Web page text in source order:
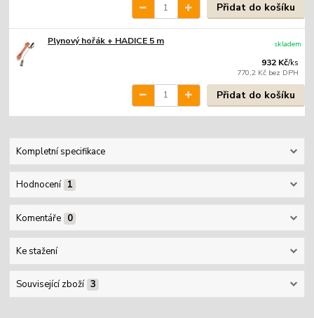
Přidat do košíku
Plynový hořák + HADICE 5 m
932 Kč/ks
770,2 Kč bez DPH
skladem
Přidat do košíku
Kompletní specifikace
Hodnocení 1
Komentáře 0
Ke stažení
Související zboží 3